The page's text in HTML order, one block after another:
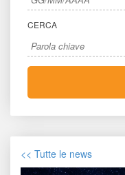
CERCA
<< Tutte le new